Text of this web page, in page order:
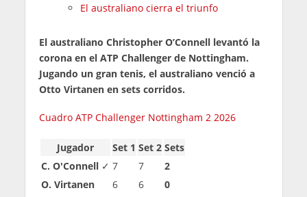
El australiano cierra el triunfo
El australiano Christopher O’Connell levantó la
corona en el ATP Challenger de Nottingham.
Jugando un gran tenis, el australiano venció a
Otto Virtanen en sets corridos.
Cuadro ATP Challenger Nottingham 2 2026
Jugador Set 1 Set 2 Sets
C. O'Connell✓ 7 7
2
O. Virtanen
6 6 0